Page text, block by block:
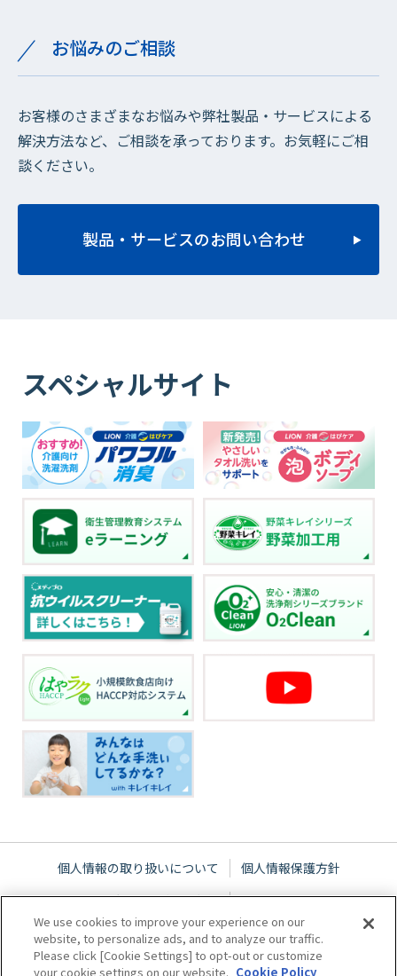
お悩みのご相談
お客様のさまざまなお悩みや弊社製品・サービスによる
解決方法など、ご相談を承っております。お気軽にご相
談ください。
製品・サービスのお問い合わせ
スペシャルサイト
個人情報の取り扱いについて
個人情報保護方針
ウェブサイトご利用条件
サイトマップ
We use cookies to improve your experience on our
website, to personalize ads, and to analyze our traffic.
Please click [Cookie Settings] to opt-out or customize
your cookie settings on our website. Cookie Policy